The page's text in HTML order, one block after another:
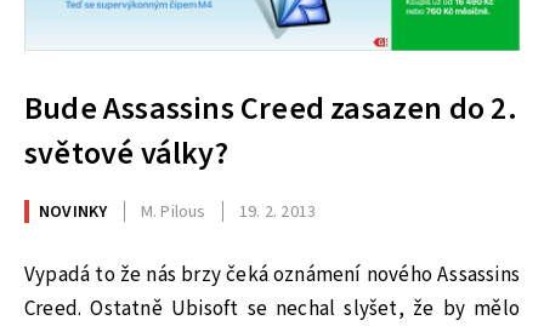
Bude Assassins Creed zasazen do 2.
světové války?
NOVINKY M. Pilous 19. 2. 2013
Vypadá to že nás brzy čeká oznámení nového Assassins
Creed. Ostatně Ubisoft se nechal slyšet, že by mělo